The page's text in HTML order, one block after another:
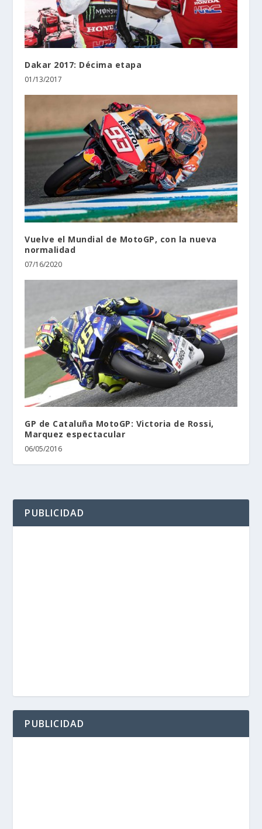
Dakar 2017: Décima etapa
01/13/2017
Vuelve el Mundial de MotoGP, con la nueva
normalidad
07/16/2020
GP de Cataluña MotoGP: Victoria de Rossi,
Marquez espectacular
06/05/2016
PUBLICIDAD
PUBLICIDAD